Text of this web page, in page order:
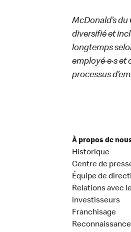
McDonald’s
diversifié et
longtemps
employé·e·s
processus
À propos de
Historique
Centre de
Équipe de
Relations avec
investisseurs
Franchisage
Reconnaissance